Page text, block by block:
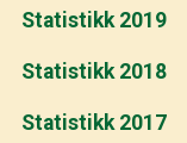
Statistikk 2019
Statistikk 2018
Statistikk 2017